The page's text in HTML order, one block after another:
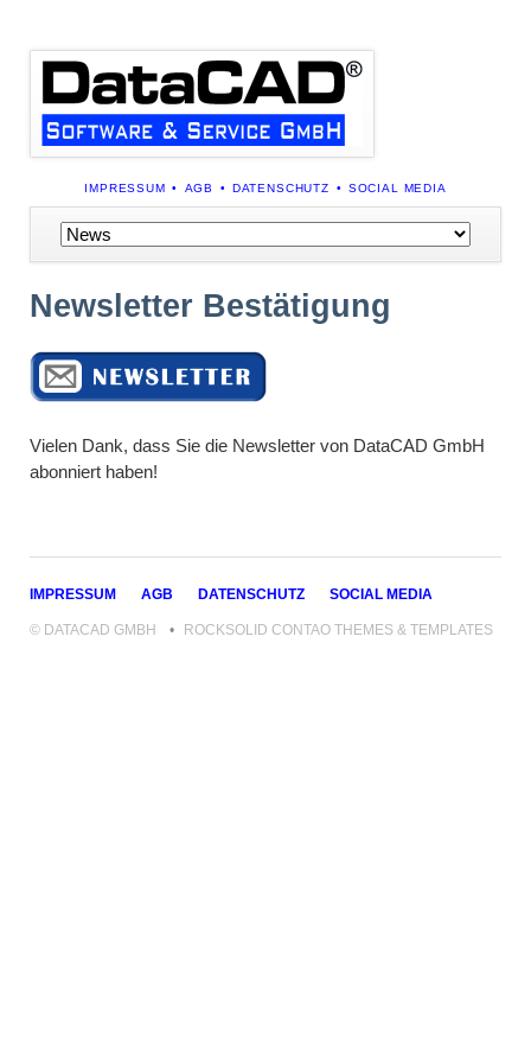
NAVIGATION
ÜBERSPRINGEN
IMPRESSUM AGB DATENSCHUTZ SOCIAL MEDIA
Navigation
überspringen
Newsletter Bestätigung
Vielen Dank, dass Sie die Newsletter von DataCAD GmbH
abonniert haben!
NAVIGATION
IMPRESSUM AGB DATENSCHUTZ SOCIAL MEDIA
© DATACAD GMBH ROCKSOLID CONTAO THEMES & TEMPLATES